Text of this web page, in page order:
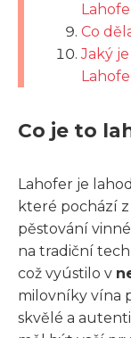
Co
Jaký
Co je to
Lahofer je
které pochází z
pěstování
na tradiční
což vyústilo v
milovníky vína
skvělé a